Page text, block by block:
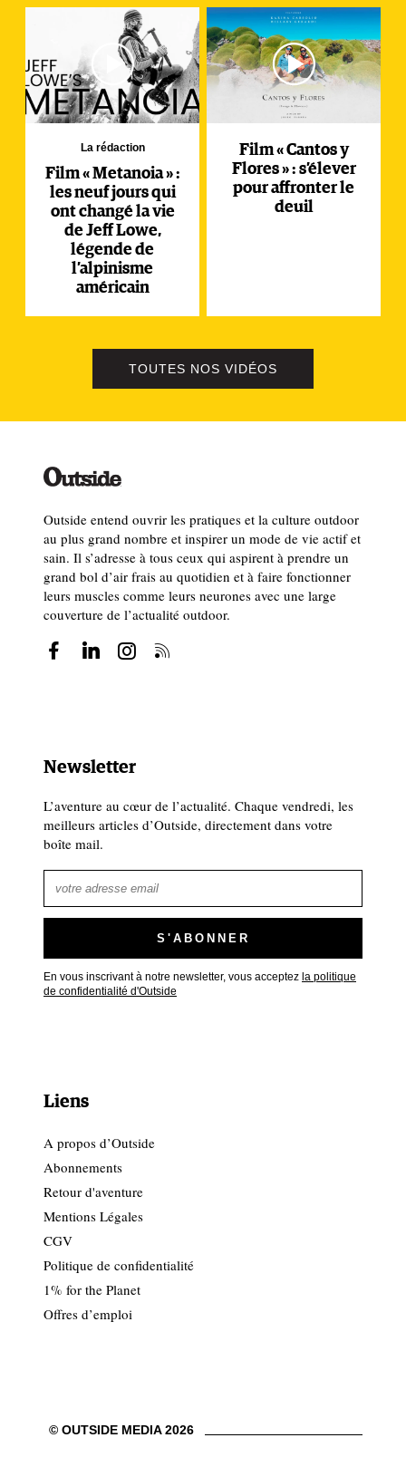
La rédaction
Film « Metanoia » :
les neuf jours qui
ont changé la vie
de Jeff Lowe,
légende de
l’alpinisme
américain
Film « Cantos y
Flores » : s’élever
pour affronter le
deuil
TOUTES NOS VIDÉOS
Outside entend ouvrir les pratiques et la culture outdoor
au plus grand nombre et inspirer un mode de vie actif et
sain. Il s’adresse à tous ceux qui aspirent à prendre un
grand bol d’air frais au quotidien et à faire fonctionner
leurs muscles comme leurs neurones avec une large
couverture de l’actualité outdoor.
Newsletter
L’aventure au cœur de l’actualité. Chaque vendredi, les
meilleurs articles d’Outside, directement dans votre
boîte mail.
En vous inscrivant à notre newsletter, vous acceptez la politique
de confidentialité d'Outside
Liens
A propos d’Outside
Abonnements
Retour d'aventure
Mentions Légales
CGV
Politique de confidentialité
1% for the Planet
Offres d’emploi
© OUTSIDE MEDIA 2026